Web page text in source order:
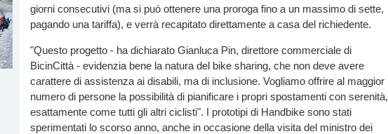
giorni consecutivi (ma si può ottenere una proroga fino a un massimo di sette,
pagando una tariffa), e verrà recapitato direttamente a casa del richiedente.
"Questo progetto - ha dichiarato Gianluca Pin, direttore commerciale di
BicinCittà - evidenzia bene la natura del bike sharing, che non deve avere
carattere di assistenza ai disabili, ma di inclusione. Vogliamo offrire al maggior
numero di persone la possibilità di pianificare i propri spostamenti con serenità,
esattamente come tutti gli altri ciclisti". I prototipi di Handbike sono stati
sperimentati lo scorso anno, anche in occasione della visita del ministro dei